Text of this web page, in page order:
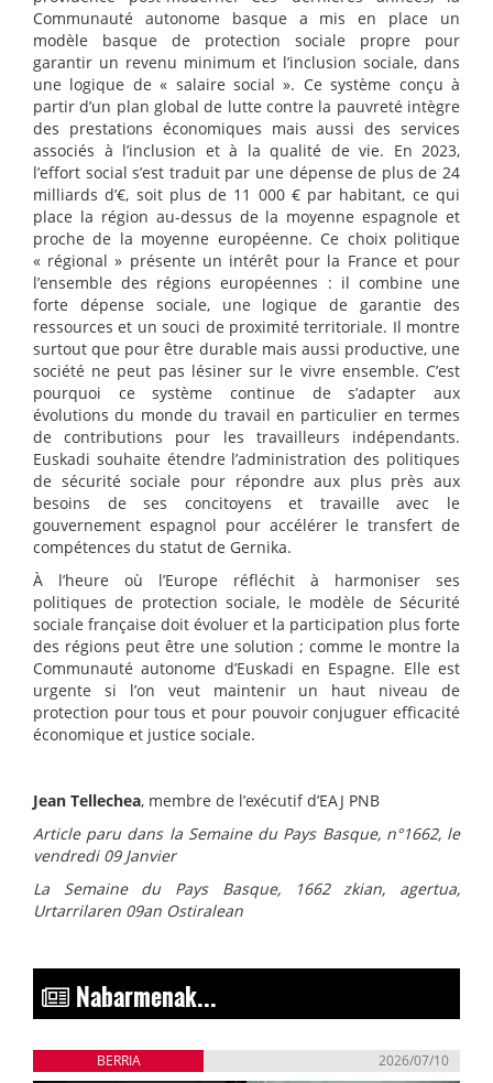
Communauté autonome basque a mis en place un
modèle basque de protection sociale propre pour
garantir un revenu minimum et l’inclusion sociale, dans
une logique de « salaire social ». Ce système conçu à
partir d’un plan global de lutte contre la pauvreté intègre
des prestations économiques mais aussi des services
associés à l’inclusion et à la qualité de vie. En 2023,
l’effort social s’est traduit par une dépense de plus de 24
milliards d’€, soit plus de 11 000 € par habitant, ce qui
place la région au-dessus de la moyenne espagnole et
proche de la moyenne européenne. Ce choix politique
« régional » présente un intérêt pour la France et pour
l’ensemble des régions européennes : il combine une
forte dépense sociale, une logique de garantie des
ressources et un souci de proximité territoriale. Il montre
surtout que pour être durable mais aussi productive, une
société ne peut pas lésiner sur le vivre ensemble. C’est
pourquoi ce système continue de s’adapter aux
évolutions du monde du travail en particulier en termes
de contributions pour les travailleurs indépendants.
Euskadi souhaite étendre l’administration des politiques
de sécurité sociale pour répondre aux plus près aux
besoins de ses concitoyens et travaille avec le
gouvernement espagnol pour accélérer le transfert de
compétences du statut de Gernika.
À l’heure où l’Europe réfléchit à harmoniser ses
politiques de protection sociale, le modèle de Sécurité
sociale française doit évoluer et la participation plus forte
des régions peut être une solution ; comme le montre la
Communauté autonome d’Euskadi en Espagne. Elle est
urgente si l’on veut maintenir un haut niveau de
protection pour tous et pour pouvoir conjuguer efficacité
économique et justice sociale.
Jean Tellechea, membre de l’exécutif d’EAJ PNB
Article paru dans la Semaine du Pays Basque, n°1662, le
vendredi 09 Janvier
La Semaine du Pays Basque, 1662 zkian, agertua,
Urtarrilaren 09an Ostiralean
Nabarmenak...
BERRIA 2026/07/10